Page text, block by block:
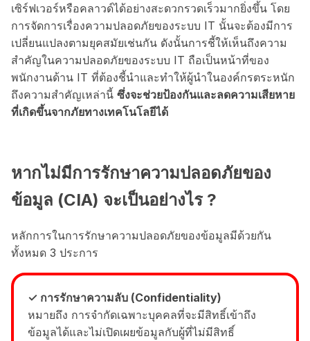
เซิร์ฟเวอร์หรือคลาวด์ได้อย่างสะดวกรวดเร็วมากยิ่งขึ้น โดย
การจัดการเรื่องความปลอดภัยของระบบ IT นั้นจะต้องมีการ
เปลี่ยนแปลงตามยุคสมัยเช่นกัน ดังนั้นการชี้ให้เห็นถึงความ
สำคัญในความปลอดภัยของระบบ IT ถือเป็นหน้าที่ของ
พนักงานด้าน IT ที่ต้องชี้นำและทำให้ผู้นำในองค์กรตระหนัก
ถึงความสำคัญเหล่านี้ ซึ่งจะช่วยป้องกันและลดความเสียหาย
ที่เกิดขึ้นจากภัยทางเทคโนโลยีได้
หากไม่มีการรักษาความปลอดภัยของ
ข้อมูล (CIA) จะเป็นอย่างไร ?
หลักการในการรักษาความปลอดภัยของข้อมูลมีด้วยกัน
ทั้งหมด 3 ประการ
✓ การรักษาความลับ (Confidentiality)
หมายถึง การจำกัดเฉพาะบุคคลที่จะมีสิทธิ์เข้าถึง
ข้อมูลได้และไม่เปิดเผยข้อมูลกับผู้ที่ไม่มีสิทธิ์